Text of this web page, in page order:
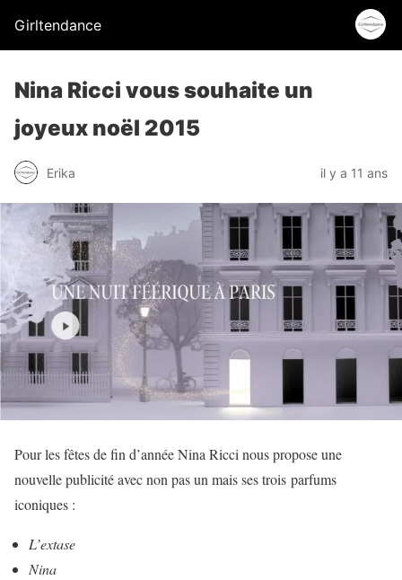
Girltendance
Nina Ricci vous souhaite un
joyeux noël 2015
Erika il y a 11 ans
Pour les fêtes de fin d’année Nina Ricci nous propose une
nouvelle publicité avec non pas un mais ses trois parfums
iconiques :
L’extase
Nina